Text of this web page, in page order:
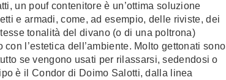
un pouf contenitore è un’ottima soluzione
e armadi, come, ad esempio, delle riviste, dei
tonalità del divano (o di una poltrona)
l’estetica dell’ambiente. Molto gettonati sono
se vengono usati per rilassarsi, sedendosi o
è il Condor di Doimo Salotti, dalla linea